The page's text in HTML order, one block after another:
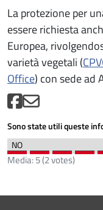
La protezione per
essere richiesta
Europea,
varietà vegetali (
Office) con sede ad
Sono state utili queste
Media:5(2votes)